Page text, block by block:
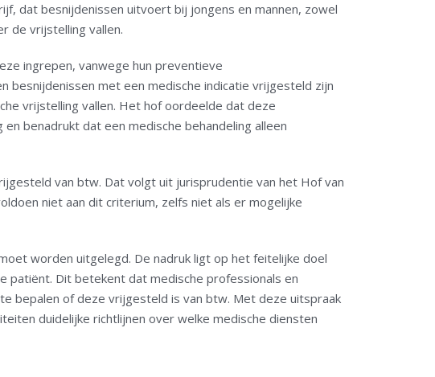
dat besnijdenissen uitvoert bij jongens en mannen, zowel
de vrijstelling vallen.
ingrepen, vanwege hun preventieve
besnijdenissen met een medische indicatie vrijgesteld zijn
vrijstelling vallen. Het hof oordeelde dat deze
benadrukt dat een medische behandeling alleen
van btw. Dat volgt uit jurisprudentie van het Hof van
niet aan dit criterium, zelfs niet als er mogelijke
worden uitgelegd. De nadruk ligt op het feitelijke doel
patiënt. Dit betekent dat medische professionals en
bepalen of deze vrijgesteld is van btw. Met deze uitspraak
duidelijke richtlijnen over welke medische diensten